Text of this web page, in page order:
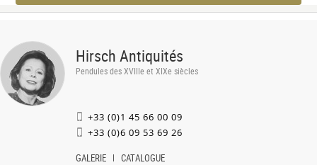
Hirsch Antiquités
Pendules des XVIIIe et XIXe siècles
+33 (0)1 45 66 00 09
+33 (0)6 09 53 69 26
GALERIE CATALOGUE